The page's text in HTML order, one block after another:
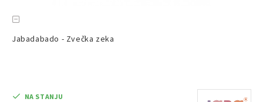
Jabadabado - Zvečka zeka
NA STANJU